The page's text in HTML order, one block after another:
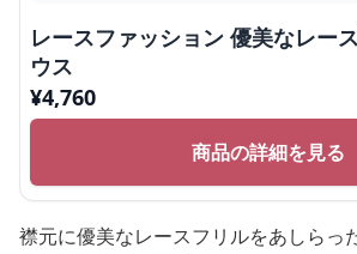
レースファッション 優美なレー
ウス
¥4,760
商品の詳細を見る
襟元に優美なレースフリルをあしらっ